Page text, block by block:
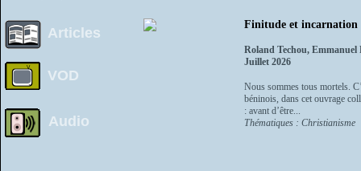
Articles
VOD
Audio
Finitude et incarnation
Roland Techou, Emmanuel
Juillet 2026
Nous sommes tous mortels.
béninois, dans cet ouvrage
: avant d’être...
Thématiques : Christianisme